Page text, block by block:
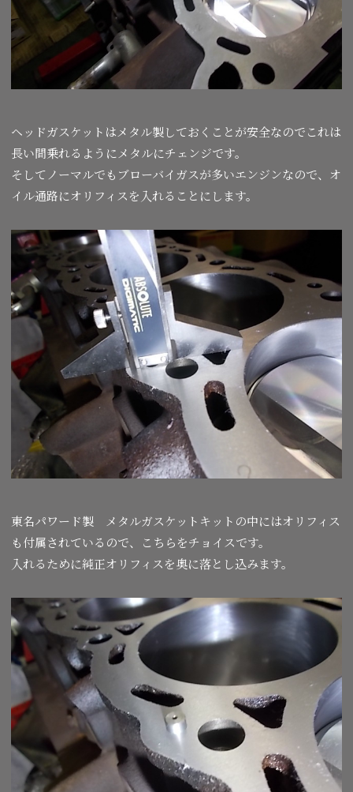
ヘッドガスケットはメタル製しておくことが安全なのでこれは
長い間乗れるようにメタルにチェンジです。
そしてノーマルでもブローバイガスが多いエンジンなので、オ
イル通路にオリフィスを入れることにします。
東名パワード製 メタルガスケットキットの中にはオリフィス
も付属されているので、こちらをチョイスです。
入れるために純正オリフィスを奥に落とし込みます。